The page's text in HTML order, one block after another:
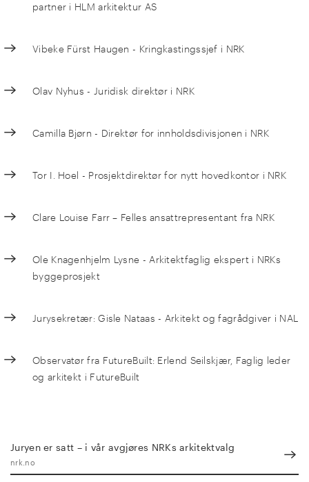
partner i HLM arkitektur AS
Vibeke Fürst Haugen - Kringkastingssjef i NRK
Olav Nyhus - Juridisk direktør i NRK
Camilla Bjørn - Direktør for innholdsdivisjonen i NRK
Tor I. Hoel - Prosjektdirektør for nytt hovedkontor i NRK
Clare Louise Farr – Felles ansattrepresentant fra NRK
Ole Knagenhjelm Lysne - Arkitektfaglig ekspert i NRKs
byggeprosjekt
Jurysekretær: Gisle Nataas - Arkitekt og fagrådgiver i NAL
Observatør fra FutureBuilt: Erlend Seilskjær, Faglig leder
og arkitekt i FutureBuilt
Juryen er satt – i vår avgjøres NRKs arkitekt­valg
nrk.no